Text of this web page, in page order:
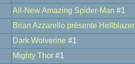
All-New Amazing Spider-Man #1
Brian Azzarello présente Hellblazer
Dark Wolverine #1
Mighty Thor #1